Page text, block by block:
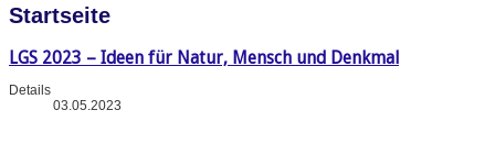
Startseite
LGS 2023 – Ideen für Natur, Mensch und Denkmal
Details
03.05.2023